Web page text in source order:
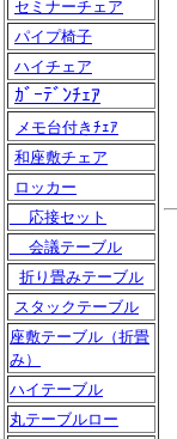
セミナーチェア
パイプ椅子
ハイチェア
ｶﾞｰﾃﾞﾝﾁｪｱ
メモ台付きﾁｪｱ
和座敷チェア
ロッカー
応接セット
会議テーブル
折り畳みテーブル
スタックテーブル
座敷テーブル（折畳
み）
ハイテーブル
丸テーブルロー